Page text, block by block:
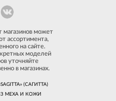
магазинов может
ассортимента,
на сайте.
моделей
уточняйте
в магазинах.
(САГИТТА)
МЕХА И КОЖИ